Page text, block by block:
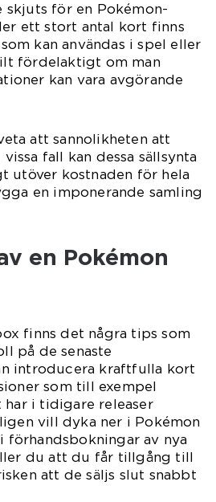
för en Pokémon-
ett stort antal kort finns
kan användas i spel eller
fördelaktigt om man
kan vara avgörande
att sannolikheten att
fall kan dessa sällsynta
utöver kostnaden för hela
en imponerande samling
en Pokémon
finns det några tips som
på de senaste
introducera kraftfulla kort
som till exempel
har i tidigare releaser
vill dyka ner i Pokémon
förhandsbokningar av nya
du att du får tillgång till
att de säljs slut snabbt